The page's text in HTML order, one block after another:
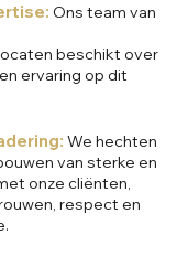
Ons team van
beschikt over
ervaring op dit
We hechten
van sterke en
onze cliënten,
respect en